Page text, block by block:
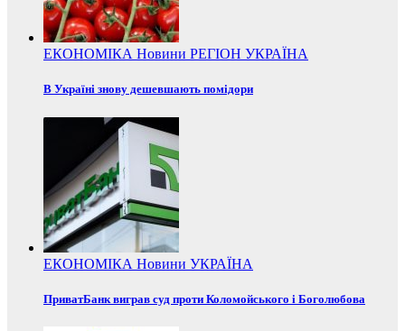
ЕКОНОМІКА Новини РЕГІОН УКРАЇНА
В Україні знову дешевшають помідори
ЕКОНОМІКА Новини УКРАЇНА
ПриватБанк виграв суд проти Коломойського і Боголюбова